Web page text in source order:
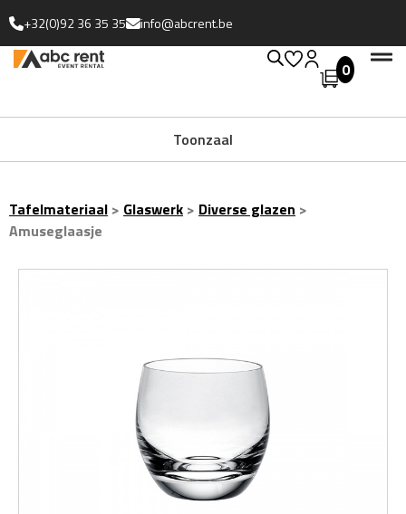
+32(0)92 36 35 35 info@abcrent.be
0
Toonzaal
Uitgebreide collectie
Tafelmateriaal > Glaswerk > Diverse glazen >
Amuseglaasje